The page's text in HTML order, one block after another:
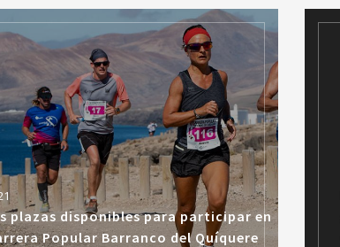
plazas disponibles para participar en
Popular Barranco del Quíquere